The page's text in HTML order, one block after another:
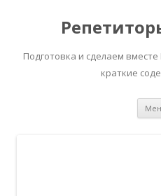
Подготовка и сделаем
краткие